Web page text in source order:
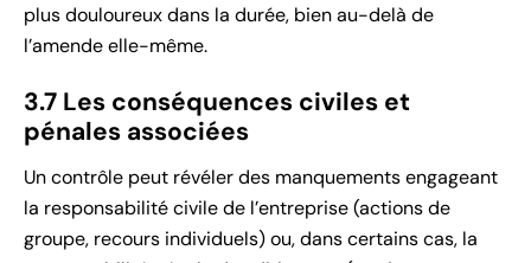
plus douloureux dans la durée, bien au-delà de
l’amende elle-même.
3.7 Les conséquences civiles et
pénales associées
Un contrôle peut révéler des manquements engageant
la responsabilité civile de l’entreprise (actions de
groupe, recours individuels) ou, dans certains cas, la